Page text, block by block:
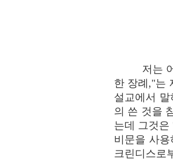
저는
한 장례,"는
설교에서
의 쓴 것을
는데 그것은
비문을 사
크린디스로